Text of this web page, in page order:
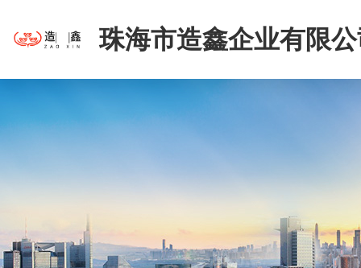
珠海市造鑫企业有限